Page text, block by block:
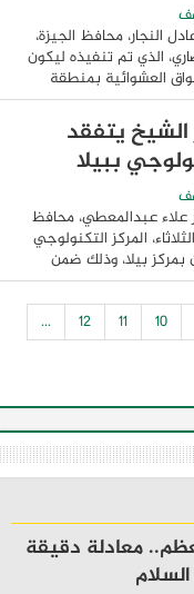
النجار، محافظ الجيزة،
الذي تم تنفيذه ليكون
العشوائية بمنطقة
تسكين الباعة الجائلين
الحركة المرورية ...
يتفقد
ببيلا
علاء عبدالمعطي، محافظ
المركز التكنولوجي
بمركز بيلا، وذلك ضمن
لمتابعة سير العمل في
بالمحافظة، ...
10
11
12
...
معادلة دقيقة